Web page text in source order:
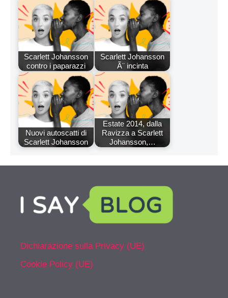
Scarlett Johansson
contro i paparazzi
Scarlett Johansson
Ã¨ incinta
Nuovi autoscatti di
Scarlett Johansson
Estate 2014, dalla
Ravizza a Scarlett
Johansson,…
Dichiarazione sulla Privacy (UE)
Cookie Policy (UE)